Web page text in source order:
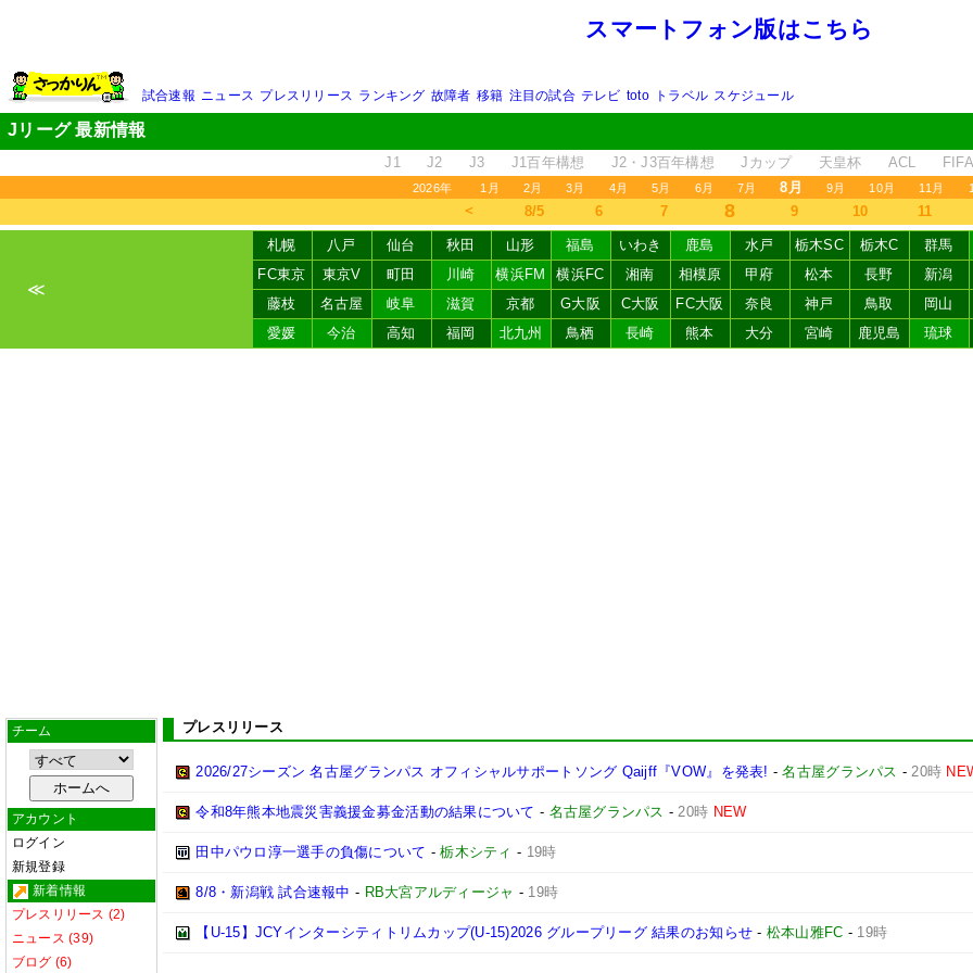
スマートフォン版はこちら
試合速報 ニュース プレスリリース ランキング 故障者 移籍 注目の試合 テレビ toto トラベル スケジュール
Jリーグ 最新情報
J1 J2 J3 J1百年構想 J2・J3百年構想 Jカップ 天皇杯 ACL
2026年 1月 2月 3月 4月 5月 6月 7月 8月 9月 10月 11月
＜ 8/5 6 7 8 9 10 11
≪
札幌 八戸 仙台 秋田 山形 福島 いわき 鹿島 水戸 栃木SC 栃木C
群馬
FC東京
東京V 町田 川崎 横浜FM 横浜FC 湘南 相模原 甲府 松本 長野
新潟
藤枝
名古屋 岐阜 滋賀 京都 G大阪 C大阪 FC大阪 奈良 神戸 鳥取
岡山
愛媛
今治 高知 福岡 北九州 鳥栖 長崎 熊本 大分 宮崎 鹿児島 琉球
チーム
アカウント
ログイン
新規登録
新着情報
プレスリリース (2)
ニュース (39)
ブログ (6)
プレスリリース
2026/27シーズン 名古屋グランパス オフィシャルサポートソング Qaijff『VOW』を発表! -名古屋グランパス -20時
令和8年熊本地震災害義援金募金活動の結果について - 名古屋グランパス -20時 NEW
田中パウロ淳一選手の負傷について -栃木シティ - 19時
8/8・新潟戦 試合速報中 - RB大宮アルディージャ - 19時
【U-15】JCYインターシティトリムカップ(U-15)2026 グループリーグ 結果のお知らせ - 松本山雅FC - 19時